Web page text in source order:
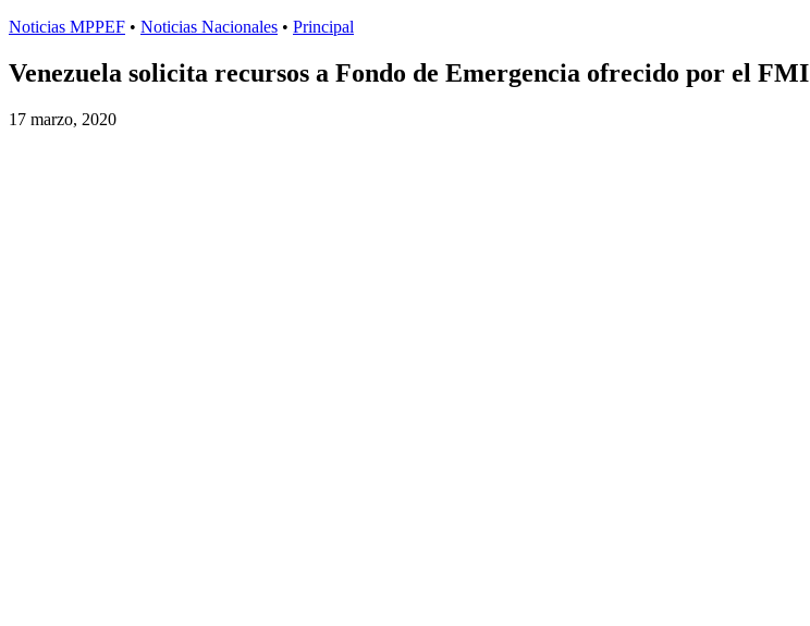
Noticias MPPEF • Noticias Nacionales • Principal
Venezuela solicita recursos a Fondo de Emergencia ofrecido por el FMI
17 marzo, 2020